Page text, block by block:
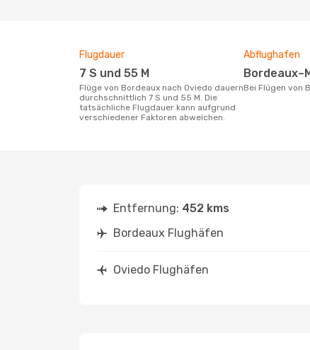
Flugdauer
7 S und 55 M
Flüge von Bordeaux nach Oviedo dauern
durchschnittlich 7 S und 55 M. Die
tatsächliche Flugdauer kann aufgrund
verschiedener Faktoren abweichen.
Abflughafen
Bei Flügen von
Entfernung: 452 kms
Bordeaux Flughäfen
Oviedo Flughäfen